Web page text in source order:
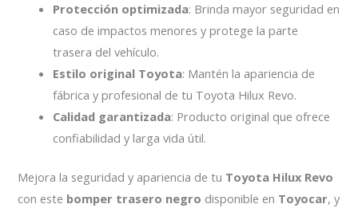
Protección optimizada: Brinda mayor seguridad en
caso de impactos menores y protege la parte
trasera del vehículo.
Estilo original Toyota: Mantén la apariencia de
fábrica y profesional de tu Toyota Hilux Revo.
Calidad garantizada: Producto original que ofrece
confiabilidad y larga vida útil.
Mejora la seguridad y apariencia de tu Toyota Hilux Revo
con este bomper trasero negro disponible en Toyocar, y